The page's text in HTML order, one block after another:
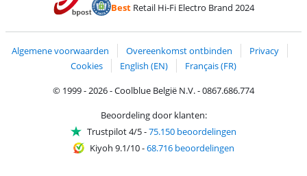
BestRetail Hi-Fi Electro Brand 2024
Algemene voorwaarden Overeenkomst ontbinden
Privacy
Cookies
English (EN)
Français (FR)
© 1999 - 2026 - Coolblue België N.V. - 0867.686.774
Beoordeling door klanten:
Trustpilot 4/5-75.150 beoordelingen
Kiyoh 9.1/10-68.716 beoordelingen